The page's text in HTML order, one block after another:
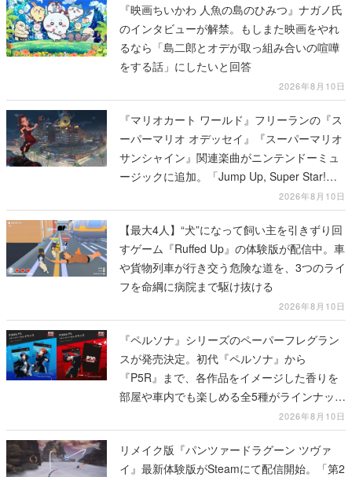
『映画ちいかわ 人魚の島のひみつ』ナガノ氏
のインタビューが解禁。もしまた映画をやれ
るなら「島二郎とオデが取っ組み合いの喧嘩
をする話」にしたいと回答
2026年8月10日
『マリオカート ワールド』フリーランの『ス
ーパーマリオ オデッセイ』『スーパーマリオ
サンシャイン』関連楽曲がニンテンドーミュ
ージックに追加。「Jump Up, Super Star!」
「ドルピックタウン」など計14曲が配信
2026年8月10日
【最大4人】“犬”になって飼い主を引きずり回
すゲーム『Ruffed Up』の体験版が配信中。車
や貨物列車が行き交う危険な道を、3つのライ
フを命綱に病院まで駆け抜ける
2026年8月10日
『ペルソナ』シリーズのペーパーフレグラン
スが発売決定。初代『ペルソナ』から
『P5R』まで、各作品をイメージした香りを
部屋や車内でも楽しめる全5種がラインナッ
プ、予約受付は8月17日12時より開始2026年8月10日
リメイク版『パンツァードラグーン ツヴァ
イ』最新体験版がSteamにて配信開始。「第2